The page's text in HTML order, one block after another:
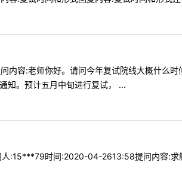
容:老师你好。请问今年复试院线大概什么时
知。预计五月中旬进行复试， ...
:15***79时间:2020-04-2613:58提问内容:求